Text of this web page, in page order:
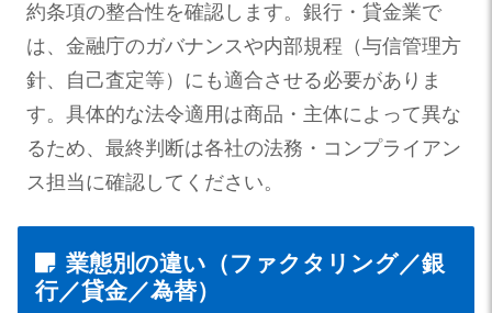
約条項の整合性を確認します。銀行・貸金業で
は、金融庁のガバナンスや内部規程（与信管理方
針、自己査定等）にも適合させる必要がありま
す。具体的な法令適用は商品・主体によって異な
るため、最終判断は各社の法務・コンプライアン
ス担当に確認してください。
業態別の違い（ファクタリング／銀
行／貸金／為替）